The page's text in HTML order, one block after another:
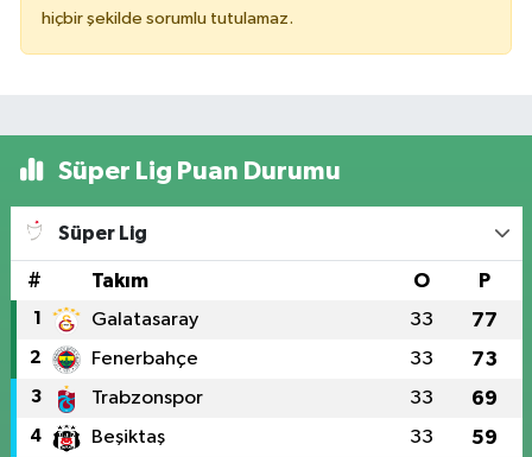
hiçbir şekilde sorumlu tutulamaz.
Süper Lig Puan Durumu
Süper Lig
# Takım O P
1 Galatasaray 33 77
2 Fenerbahçe 33 73
3 Trabzonspor 33 69
4 Beşiktaş 33 59